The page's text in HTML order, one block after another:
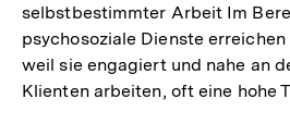
selbstbestimmter Arbeit Im
psychosoziale Dienste
weil sie engagiert und nahe an
Klienten arbeiten, oft eine hohe